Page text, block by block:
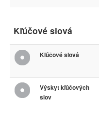
Kľúčové slová
Kľúčové slová
Výskyt kľúčových
slov